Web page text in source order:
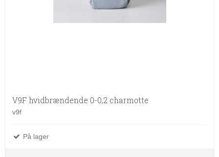
V9F hvidbrændende 0-0,2 charmotte
v9f
På lager